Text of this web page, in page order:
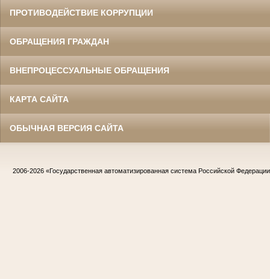
ПРОТИВОДЕЙСТВИЕ КОРРУПЦИИ
ОБРАЩЕНИЯ ГРАЖДАН
ВНЕПРОЦЕССУАЛЬНЫЕ ОБРАЩЕНИЯ
КАРТА САЙТА
ОБЫЧНАЯ ВЕРСИЯ САЙТА
2006-2026 «Государственная автоматизированная система Российской